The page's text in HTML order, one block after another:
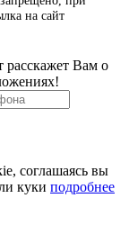
на сайт
расскажет Вам о
соглашаясь вы
куки подробнее